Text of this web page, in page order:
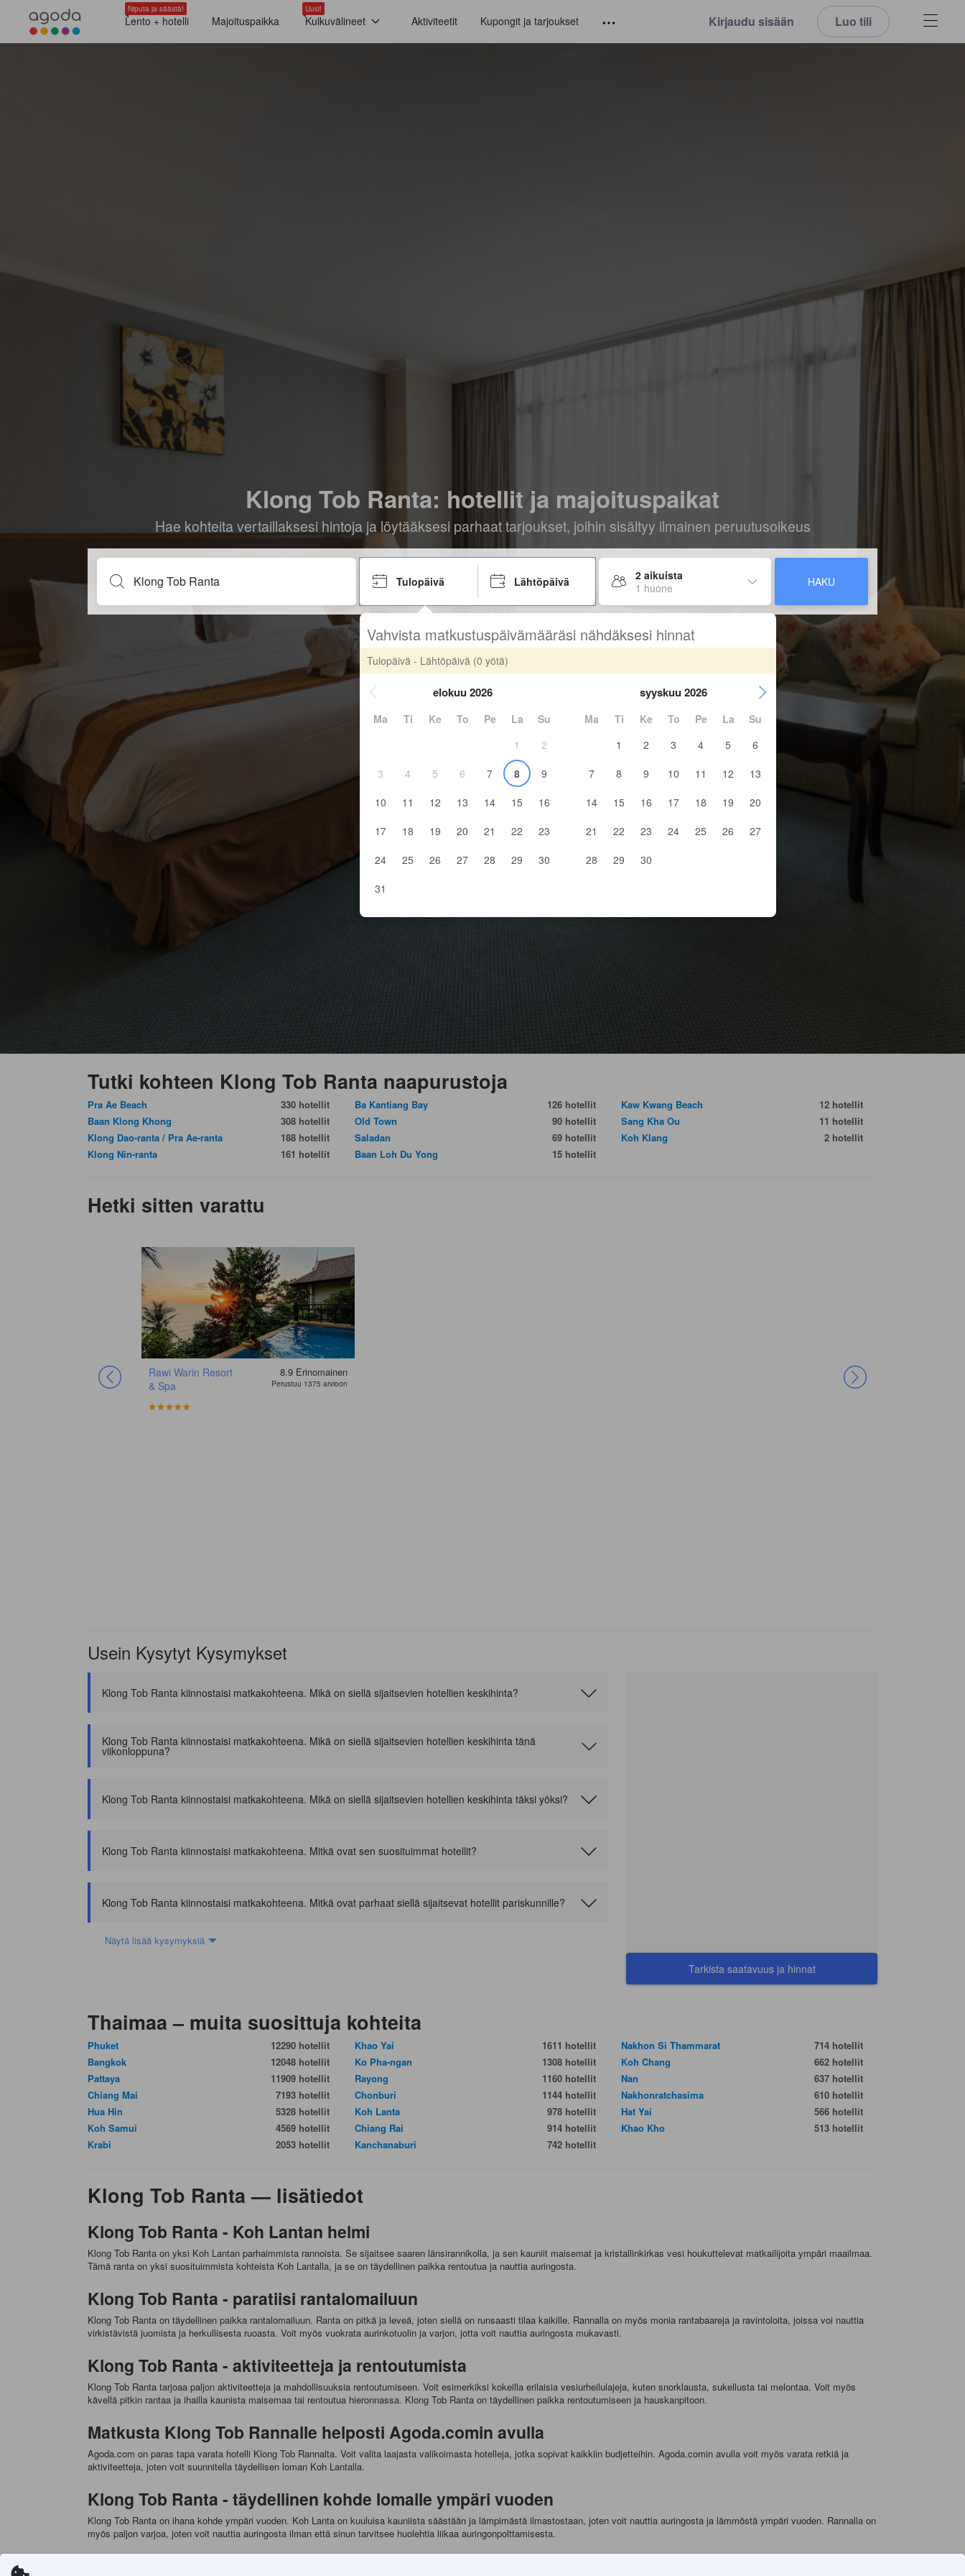
Niputa ja säästä!
Lento + hotelli Majoituspaikka
Uusi!
Kulkuvälineet Aktiviteetit Kupongit ja tarjoukset Kirjaudu sisään Luo tili
Klong Tob Ranta: hotellit ja majoituspaikat
Hae kohteita vertaillaksesi hintoja ja löytääksesi parhaat tarjoukset, joihin sisältyy ilmainen peruutusoikeus
Tulopäivä Lähtöpäivä
2 aikuista
1 huone
HAKU
Vahvista matkustuspäivämääräsi nähdäksesi hinnat
Tulopäivä - Lähtöpäivä (0 yötä)
elokuu 2026
Ma Ti Ke To Pe La
Su
1
2
3
4 5 6 7 8
9
10
11 12 13 14 15
16
17
18 19 20 21 22
23
24
25 26 27 28 29
30
31
syyskuu 2026
Ma Ti Ke To Pe La
Su
1
2 3 4 5
6
7
8 9 10 11 12
13
14
15 16 17 18 19
20
21
22 23 24 25 26
27
28
29 30
Tutki kohteen Klong Tob Ranta naapurustoja
Pra Ae Beach
330 hotellit
Baan Klong Khong
308 hotellit
Klong Dao-ranta / Pra Ae-ranta
188 hotellit
Klong Nin-ranta
161 hotellit
Ba Kantiang Bay
126 hotellit
Old Town
90 hotellit
Saladan
69 hotellit
Baan Loh Du Yong
15 hotellit
Kaw Kwang Beach
12 hotellit
Sang Kha Ou
11 hotellit
Koh Klang
2 hotellit
Hetki sitten varattu
Rawi Warin Resort
& Spa
8.9 Erinomainen
Perustuu 1375 arvioon
Usein Kysytyt Kysymykset
Klong Tob Ranta kiinnostaisi matkakohteena. Mikä on siellä sijaitsevien hotellien keskihinta?
Klong Tob Ranta kiinnostaisi matkakohteena. Mikä on siellä sijaitsevien hotellien keskihinta tänä
viikonloppuna?
Klong Tob Ranta kiinnostaisi matkakohteena. Mikä on siellä sijaitsevien hotellien keskihinta täksi yöksi?
Klong Tob Ranta kiinnostaisi matkakohteena. Mitkä ovat sen suosituimmat hotellit?
Klong Tob Ranta kiinnostaisi matkakohteena. Mitkä ovat parhaat siellä sijaitsevat hotellit pariskunnille?
Näytä lisää kysymyksiä
Tarkista saatavuus ja hinnat
Thaimaa – muita suosittuja kohteita
Phuket
12290 hotellit
Bangkok
12048 hotellit
Pattaya
11909 hotellit
Chiang Mai
7193 hotellit
Hua Hin
5328 hotellit
Koh Samui
4569 hotellit
Krabi
2053 hotellit
Khao Yai
1611 hotellit
Ko Pha-ngan
1308 hotellit
Rayong
1160 hotellit
Chonburi
1144 hotellit
Koh Lanta
978 hotellit
Chiang Rai
914 hotellit
Kanchanaburi
742 hotellit
Nakhon Si Thammarat
714 hotellit
Koh Chang
662 hotellit
Nan
637 hotellit
Nakhonratchasima
610 hotellit
Hat Yai
566 hotellit
Khao Kho
513 hotellit
Klong Tob Ranta — lisätiedot
Klong Tob Ranta - Koh Lantan helmi
Klong Tob Ranta on yksi Koh Lantan parhaimmista rannoista. Se sijaitsee saaren länsirannikolla, ja sen kauniit maisemat ja kristallinkirkas vesi houkuttelevat matkailijoita ympäri maailmaa.
Tämä ranta on yksi suosituimmista kohteista Koh Lantalla, ja se on täydellinen paikka rentoutua ja nauttia auringosta.
Klong Tob Ranta - paratiisi rantalomailuun
Klong Tob Ranta on täydellinen paikka rantalomailuun. Ranta on pitkä ja leveä, joten siellä on runsaasti tilaa kaikille. Rannalla on myös monia rantabaareja ja ravintoloita, joissa voi nauttia
virkistävistä juomista ja herkullisesta ruoasta. Voit myös vuokrata aurinkotuolin ja varjon, jotta voit nauttia auringosta mukavasti.
Klong Tob Ranta - aktiviteetteja ja rentoutumista
Klong Tob Ranta tarjoaa paljon aktiviteetteja ja mahdollisuuksia rentoutumiseen. Voit esimerkiksi kokeilla erilaisia vesiurheilulajeja, kuten snorklausta, sukellusta tai melontaa. Voit myös
kävellä pitkin rantaa ja ihailla kaunista maisemaa tai rentoutua hieronnassa. Klong Tob Ranta on täydellinen paikka rentoutumiseen ja hauskanpitoon.
Matkusta Klong Tob Rannalle helposti Agoda.comin avulla
Agoda.com on paras tapa varata hotelli Klong Tob Rannalta. Voit valita laajasta valikoimasta hotelleja, jotka sopivat kaikkiin budjetteihin. Agoda.comin avulla voit myös varata retkiä ja
aktiviteetteja, joten voit suunnitella täydellisen loman Koh Lantalla.
Klong Tob Ranta - täydellinen kohde lomalle ympäri vuoden
Klong Tob Ranta on ihana kohde ympäri vuoden. Koh Lanta on kuuluisa kauniista säästään ja lämpimästä ilmastostaan, joten voit nauttia auringosta ja lämmöstä ympäri vuoden. Rannalla on
myös paljon varjoa, joten voit nauttia auringosta ilman että sinun tarvitsee huolehtia liikaa auringonpolttamisesta.